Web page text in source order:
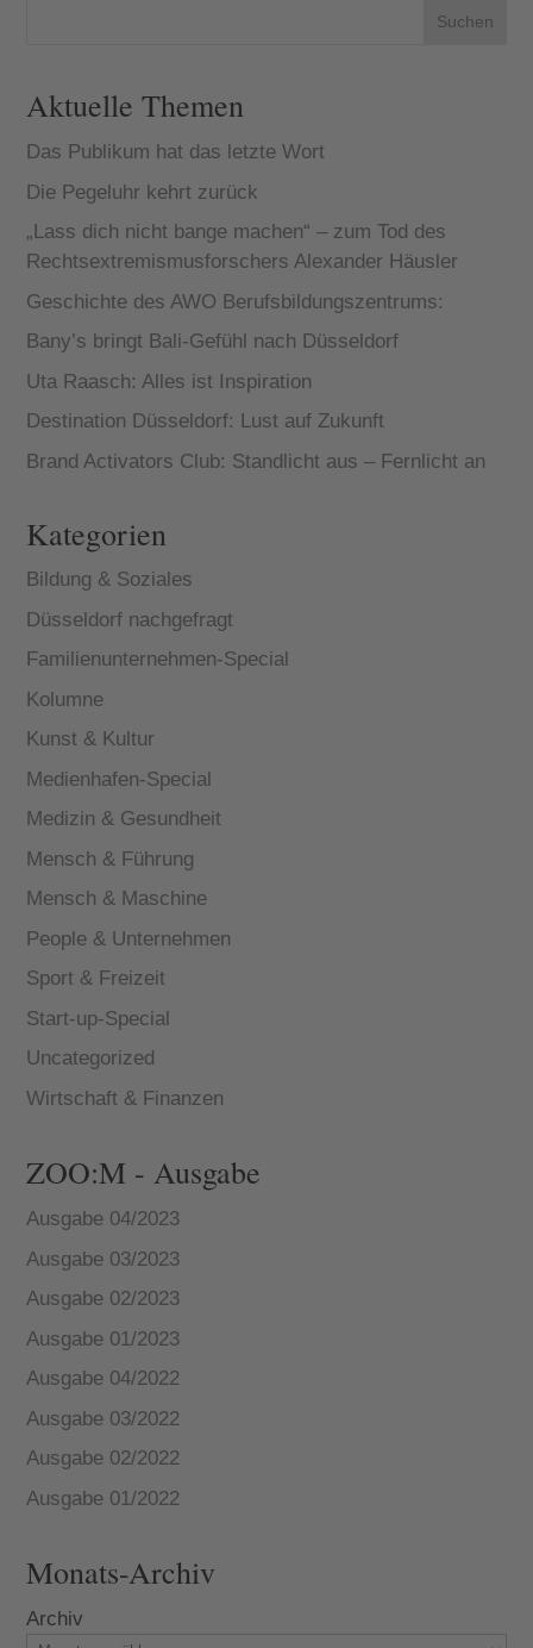
Suchen
Aktuelle Themen
Das Publikum hat das letzte Wort
Die Pegeluhr kehrt zurück
„Lass dich nicht bange machen“ – zum Tod des
Rechtsextremismusforschers Alexander Häusler
Geschichte des AWO Berufsbildungszentrums:
Bany’s bringt Bali-Gefühl nach Düsseldorf
Uta Raasch: Alles ist Inspiration
Destination Düsseldorf: Lust auf Zukunft
Brand Activators Club: Standlicht aus – Fernlicht an
Kategorien
Bildung & Soziales
Düsseldorf nachgefragt
Familienunternehmen-Special
Kolumne
Kunst & Kultur
Medienhafen-Special
Medizin & Gesundheit
Mensch & Führung
Mensch & Maschine
People & Unternehmen
Sport & Freizeit
Start-up-Special
Uncategorized
Wirtschaft & Finanzen
ZOO:M - Ausgabe
Ausgabe 04/2023
Ausgabe 03/2023
Ausgabe 02/2023
Ausgabe 01/2023
Ausgabe 04/2022
Ausgabe 03/2022
Ausgabe 02/2022
Ausgabe 01/2022
Monats-Archiv
Archiv